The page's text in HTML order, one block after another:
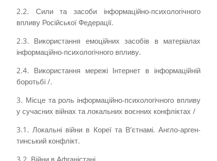
2.2. Сили та засоби інформаційно-психологічного
впливу Російської Федерації.
2.3. Використання емоційних засобів в матеріалах
інформаційно-психологічного впливу.
2.4. Використання мережі Інтернет в інформаційній
боротьбі /.
3. Місце та роль інформаційно-психологічного впливу
у сучасних війнах та локальних воєнних конфліктах /
3.1. Локальні війни в Кореї та В’єтнамі. Англо-­арген­
тин­ськ­и­й­ конфлікт.
3.2. Війни в Афганістані.